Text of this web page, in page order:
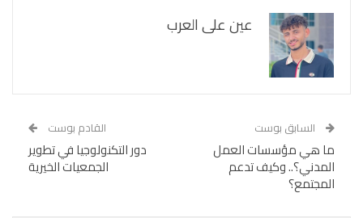
عين على العرب
السابق بوست
ما هي مؤسسات العمل
المدني؟.. وكيف تدعم
المجتمع؟
القادم بوست
دور التكنولوجيا في تطوير
الجمعيات الخيرية